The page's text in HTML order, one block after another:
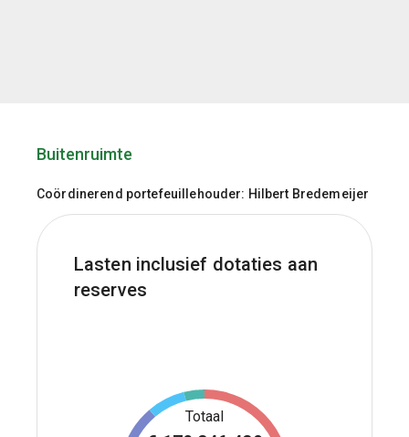
Buitenruimte
Coördinerend portefeuillehouder: Hilbert Bredemeijer
Lasten inclusief dotaties aan
reserves